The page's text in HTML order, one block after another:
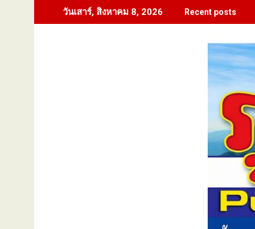
to
วันเสาร์, สิงหาคม 8, 2026 Recent posts